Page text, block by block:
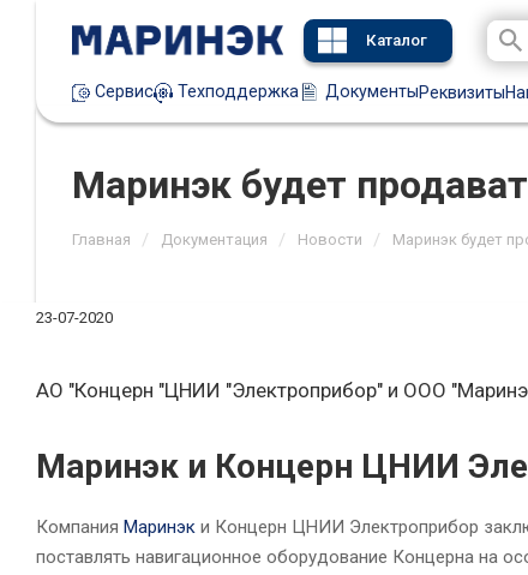
Каталог
Сервис Техподдержка ДокументыРеквизиты
Маринэк будет
Главная / Документация / Новости / Маринэк будет
23-07-2020
АО "Концерн "ЦНИИ "Электроприбор" и ООО
Маринэк и Концерн ЦНИИ
Компания Маринэк и Концерн ЦНИИ Электроприбор
поставлять навигационное оборудование Концерна на